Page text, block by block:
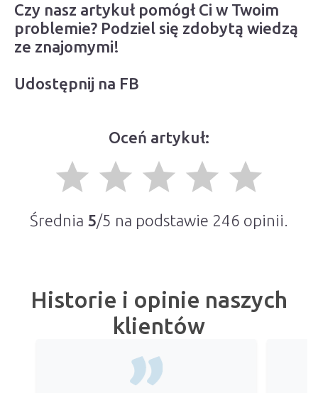
Czy nasz artykuł pomógł Ci w Twoim
problemie? Podziel się zdobytą wiedzą
ze znajomymi!
Udostępnij na FB
Oceń artykuł:
grade grade grade grade grade
Średnia 5/5 na podstawie 246 opinii.
Historie i opinie naszych
klientów